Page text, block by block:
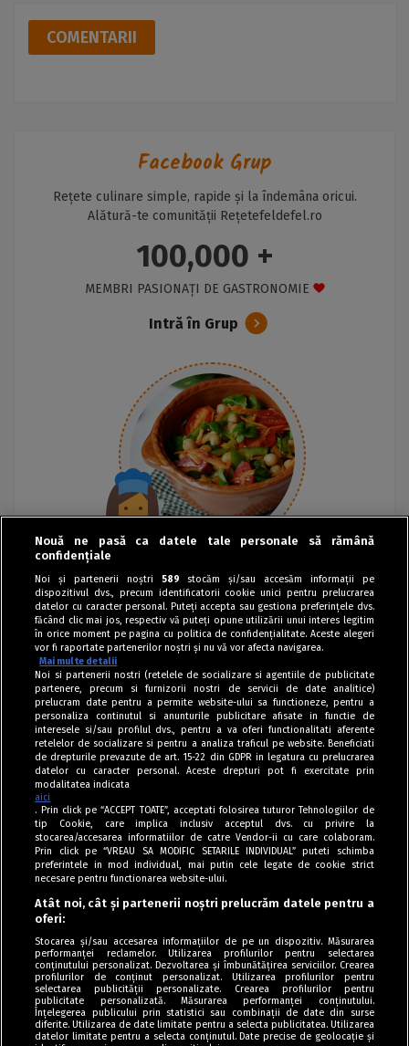
COMENTARII
Facebook Grup
Rețete culinare simple, rapide și la îndemâna oricui.
Alătură-te comunității Rețetefeldefel.ro
100,000 +
MEMBRI PASIONAȚI DE GASTRONOMIE
Intră în Grup
Tag index
Program Antena 1
Politica de cookies
Politica de confidențialitate
Termeni și condiții
Nouă ne pasă ca datele tale personale să rămână
confidențiale
Noi și partenerii noștri 589 stocăm și/sau accesăm informații pe
dispozitivul dvs., precum identificatorii cookie unici pentru prelucrarea
datelor cu caracter personal. Puteți accepta sau gestiona preferințele dvs.
făcând clic mai jos, respectiv vă puteți opune utilizării unui interes legitim
în orice moment pe pagina cu politica de confidențialitate. Aceste alegeri
vor fi raportate partenerilor noștri și nu vă vor afecta navigarea.
Mai multe detalii
Noi si partenerii nostri (retelele de socializare si agentiile de publicitate
partenere, precum si furnizorii nostri de servicii de date analitice)
prelucram date pentru a permite website-ului sa functioneze, pentru a
personaliza continutul si anunturile publicitare afisate in functie de
interesele si/sau profilul dvs., pentru a va oferi functionalitati aferente
retelelor de socializare si pentru a analiza traficul pe website. Beneficiati
de drepturile prevazute de art. 15-22 din GDPR in legatura cu prelucrarea
datelor cu caracter personal. Aceste drepturi pot fi exercitate prin
modalitatea indicata
aici
. Prin click pe “ACCEPT TOATE”, acceptati folosirea tuturor Tehnologiilor de
tip Cookie, care implica inclusiv acceptul dvs. cu privire la
stocarea/accesarea informatiilor de catre Vendor-ii cu care colaboram.
Prin click pe “VREAU SA MODIFIC SETARILE INDIVIDUAL” puteti schimba
preferintele in mod individual, mai putin cele legate de cookie strict
necesare pentru functionarea website-ului.
Atât noi, cât și partenerii noștri prelucrăm datele pentru a
oferi:
Stocarea și/sau accesarea informațiilor de pe un dispozitiv. Măsurarea
performanței reclamelor. Utilizarea profilurilor pentru selectarea
conținutului personalizat. Dezvoltarea și îmbunătățirea serviciilor. Crearea
profilurilor de conținut personalizat. Utilizarea profilurilor pentru
selectarea publicității personalizate. Crearea profilurilor pentru
publicitate personalizată. Măsurarea performanței conținutului.
Înțelegerea publicului prin statistici sau combinații de date din surse
diferite. Utilizarea de date limitate pentru a selecta publicitatea. Utilizarea
datelor limitate pentru a selecta conținutul. Date precise de geolocație și